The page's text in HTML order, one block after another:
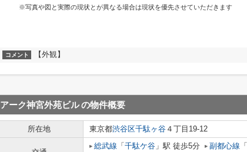
※写真や図と実際の現状とが異なる場合は現状を優先させていただきます
コメント 【外観】
アーク神宮外苑ビルの物件概要
所在地 東京都渋谷区千駄ヶ谷 ４丁目19-12
総武線 「 千駄ケ谷 」駅 徒歩5分 副都心線 「